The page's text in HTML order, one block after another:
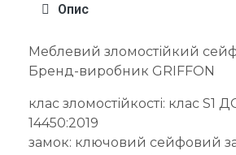
Опис
Меблевий зломостійкий
Бренд-виробник GRIFFON
клас зломостійкості: клас S1
14450:2019
замок: ключовий сейфовий